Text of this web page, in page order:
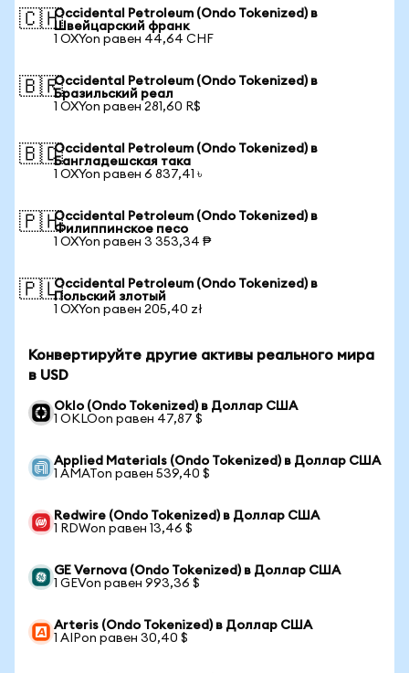
🇨🇭Occidental Petroleum (Ondo Tokenized) в
Швейцарский франк
1 OXYon равен 44,64 CHF
🇧🇷Occidental Petroleum (Ondo Tokenized) в
Бразильский реал
1 OXYon равен 281,60 R$
🇧🇩Occidental Petroleum (Ondo Tokenized) в
Бангладешская така
1 OXYon равен 6 837,41 ৳
🇵🇭Occidental Petroleum (Ondo Tokenized) в
Филиппинское песо
1 OXYon равен 3 353,34 ₱
🇵🇱Occidental Petroleum (Ondo Tokenized) в
Польский злотый
1 OXYon равен 205,40 zł
Конвертируйте другие активы реального мира
в USD
Oklo (Ondo Tokenized) в Доллар США
1 OKLOon равен 47,87 $
Applied Materials (Ondo Tokenized) в Доллар США
1 AMATon равен 539,40 $
Redwire (Ondo Tokenized) в Доллар США
1 RDWon равен 13,46 $
GE Vernova (Ondo Tokenized) в Доллар США
1 GEVon равен 993,36 $
Arteris (Ondo Tokenized) в Доллар США
1 AIPon равен 30,40 $